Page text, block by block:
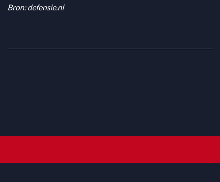
Bron: defensie.nl